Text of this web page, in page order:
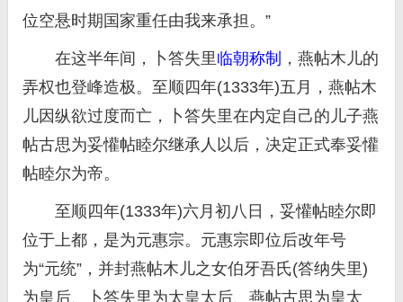
位空悬时期国家重任由我来承担。”
在这半年间，卜答失里临朝称制
，燕帖木儿的
弄权也登峰造极。至顺四年(1333年)五月，燕帖木
儿因纵欲过度而亡，卜答失里在内定自己的儿子燕
帖古思为妥懽帖睦尔继承人以后，决定正式奉妥懽
帖睦尔为帝。
至顺四年(1333年)六月初八日，妥懽帖睦尔即
位于上都，是为元惠宗。元惠宗即位后改年号
为“元统”，并封燕帖木儿之女伯牙吾氏(答纳失里)
为皇后、卜答失里为太皇太后、燕帖古思为皇太